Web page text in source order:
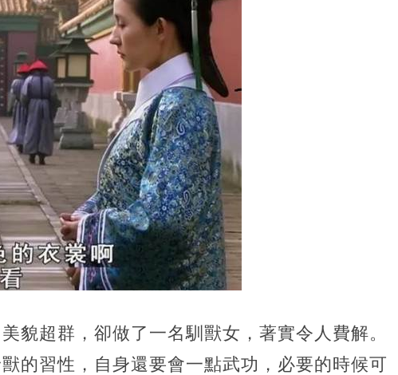
貌超群，卻做了一名馴獸女，著實令人費解。
的習性，自身還要會一點武功，必要的時候可